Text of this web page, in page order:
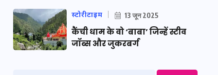
स्टोरीटाइम 13 जून 2025
कैंची धाम के वो ‘बाबा’ जिन्हें स्टीव
जॉब्स और जुकरबर्ग